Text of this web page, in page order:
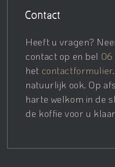
Contact
Heeft u vragen?
contact op en bel
het contactformulier
natuurlijk ook. Op
harte welkom in de
de koffie voor u